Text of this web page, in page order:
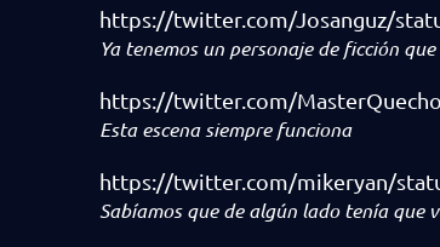
https://twitter.com/Josanguz/
Ya tenemos un personaje de ficción
https://twitter.com/
Esta escena siempre funciona
https://twitter.com/mikeryan/
Sabíamos que de algún lado tenía que